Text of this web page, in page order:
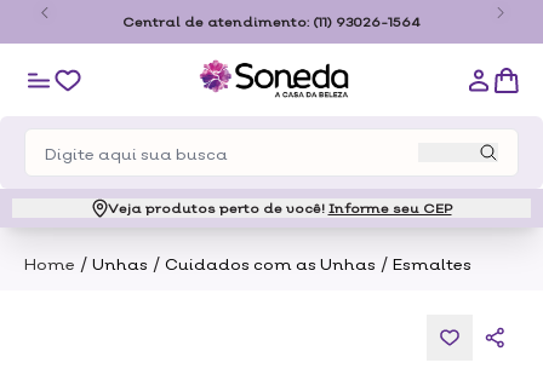
Central de atendimento: (11) 93026-1564
Veja produtos perto de você! Informe seu CEP
Home / Unhas / Cuidados com as Unhas / Esmaltes